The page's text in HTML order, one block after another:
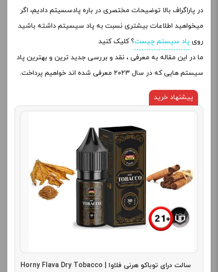
در پاراگراف بالا توضیحات مختصری در باره پادسسیتم دادیم، اگر
میخواهید اطلاعات بیشتری نسبت به پاد سیسیتم داشته باشید
روی پاد سیستم چیست؟ کلیک کنید
ما در این مقاله به معرفی ، نقد و بررسی جدید ترین و بهترین پاد
سیستم هایی که در سال ۲۰۲3 معرفی شده اند خواهیم پرداخت.
پیشنهاد خرید
سالت درای توباکو هرنی فلاوا | Horny Flava Dry Tobacco